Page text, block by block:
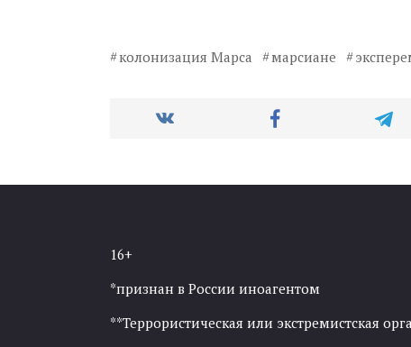
колонизация Марса марсиане
16+
*признан в России иноагентом
**Террористическая или экстремистская